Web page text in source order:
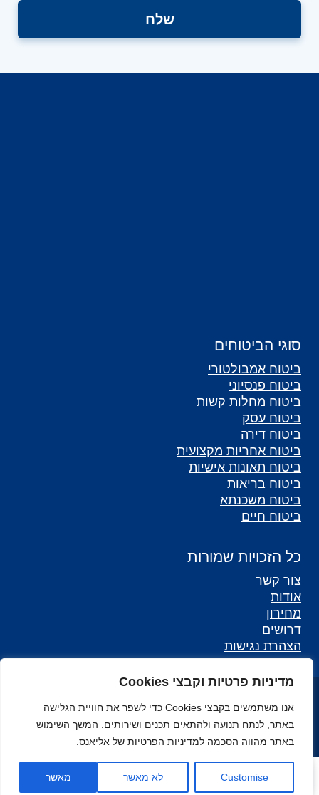
Open toolbar
מדיניות פרטיות וקבצי Cookies
אנו משתמשים בקבצי Cookies כדי לשפר את חוויית הגלישה
באתר, לנתח תנועה ולהתאים תכנים ושירותים. המשך השימוש
באתר מהווה הסכמה למדיניות הפרטיות של אליאנס.
Customise לא מאשר מאשר
סוגי הביטוחים
ביטוח אמבולטורי
ביטוח פנסיוני
ביטוח מחלות קשות
ביטוח עסק
ביטוח דירה
ביטוח אחריות מקצועית
ביטוח תאונות אישיות
ביטוח בריאות
ביטוח משכנתא
ביטוח חיים
כל הזכויות שמורות
צור קשר
אודות
מחירון
דרושים
הצהרת נגישות
מפת אתר